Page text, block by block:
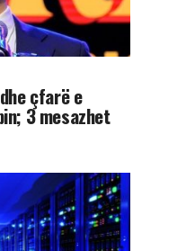
çfarë e
3 mesazhet